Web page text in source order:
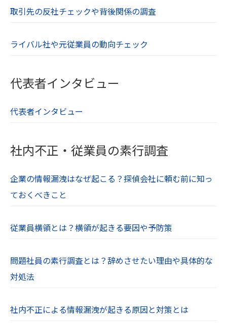
取引先の反社チェックや背後関係の調査
ライバル社や元従業員の動向チェック
代表者インタビュー
代表者インタビュー
社内不正・従業員の素行調査
企業の情報漏洩はなぜ起こる？探偵会社に頼む前に知っ
ておくべきこと
従業員横領とは？横領が起きる要因や予防策
問題社員の素行調査とは？辞めさせたい理由や具体的な
対処法
社内不正による情報漏洩が起きる原因と対策とは